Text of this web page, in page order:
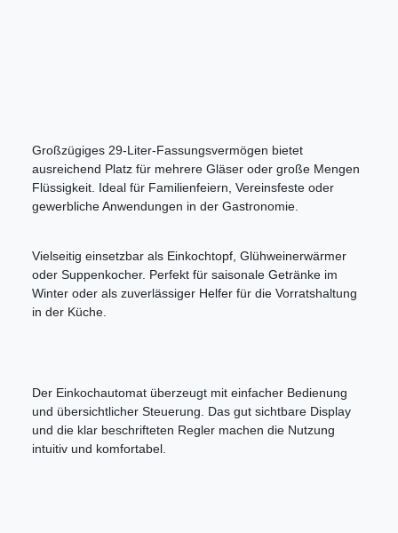
Großzügiges 29-Liter-Fassungsvermögen bietet
ausreichend Platz für mehrere Gläser oder große Mengen
Flüssigkeit. Ideal für Familienfeiern, Vereinsfeste oder
gewerbliche Anwendungen in der Gastronomie.
Vielseitig einsetzbar als Einkochtopf, Glühweinerwärmer
oder Suppenkocher. Perfekt für saisonale Getränke im
Winter oder als zuverlässiger Helfer für die Vorratshaltung
in der Küche.
Der Einkochautomat überzeugt mit einfacher Bedienung
und übersichtlicher Steuerung. Das gut sichtbare Display
und die klar beschrifteten Regler machen die Nutzung
intuitiv und komfortabel.